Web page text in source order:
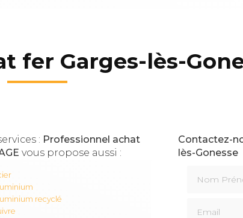
fer Garges-lès-
: Professionnel achat
vous propose aussi :
recyclé
Contactez-
lès-Gonesse